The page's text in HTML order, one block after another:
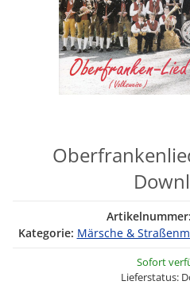
Artikelnummer:
Kategorie: Märsche &
Sofort
Lieferstatus: